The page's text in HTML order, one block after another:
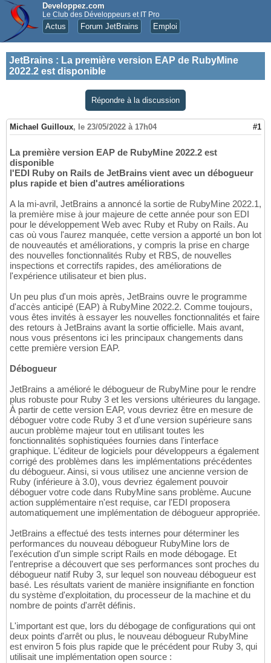
Developpez.com
Le Club des Développeurs et IT Pro
Actus Forum JetBrains Emploi
JetBrains : La première version EAP de RubyMine
2022.2 est disponible
Répondre à la discussion
Michael Guilloux, le 23/05/2022 à 17h04 #1
La première version EAP de RubyMine 2022.2 est
disponible
l'EDI Ruby on Rails de JetBrains vient avec un débogueur
plus rapide et bien d'autres améliorations
A la mi-avril, JetBrains a annoncé la sortie de RubyMine 2022.1,
la première mise à jour majeure de cette année pour son EDI
pour le développement Web avec Ruby et Ruby on Rails. Au
cas où vous l'aurez manquée, cette version a apporté un bon lot
de nouveautés et améliorations, y compris la prise en charge
des nouvelles fonctionnalités Ruby et RBS, de nouvelles
inspections et correctifs rapides, des améliorations de
l'expérience utilisateur et bien plus.
Un peu plus d'un mois après, JetBrains ouvre le programme
d'accès anticipé (EAP) à RubyMine 2022.2. Comme toujours,
vous êtes invités à essayer les nouvelles fonctionnalités et faire
des retours à JetBrains avant la sortie officielle. Mais avant,
nous vous présentons ici les principaux changements dans
cette première version EAP.
Débogueur
JetBrains a amélioré le débogueur de RubyMine pour le rendre
plus robuste pour Ruby 3 et les versions ultérieures du langage.
À partir de cette version EAP, vous devriez être en mesure de
déboguer votre code Ruby 3 et d'une version supérieure sans
aucun problème majeur tout en utilisant toutes les
fonctionnalités sophistiquées fournies dans l'interface
graphique. L'éditeur de logiciels pour développeurs a également
corrigé des problèmes dans les implémentations précédentes
du débogueur. Ainsi, si vous utilisez une ancienne version de
Ruby (inférieure à 3.0), vous devriez également pouvoir
déboguer votre code dans RubyMine sans problème. Aucune
action supplémentaire n'est requise, car l'EDI proposera
automatiquement une implémentation de débogueur appropriée.
JetBrains a effectué des tests internes pour déterminer les
performances du nouveau débogueur RubyMine lors de
l'exécution d'un simple script Rails en mode débogage. Et
l'entreprise a découvert que ses performances sont proches du
débogueur natif Ruby 3, sur lequel son nouveau débogueur est
basé. Les résultats varient de manière insignifiante en fonction
du système d'exploitation, du processeur de la machine et du
nombre de points d'arrêt définis.
L'important est que, lors du débogage de configurations qui ont
deux points d'arrêt ou plus, le nouveau débogueur RubyMine
est environ 5 fois plus rapide que le précédent pour Ruby 3, qui
utilisait une implémentation open source :